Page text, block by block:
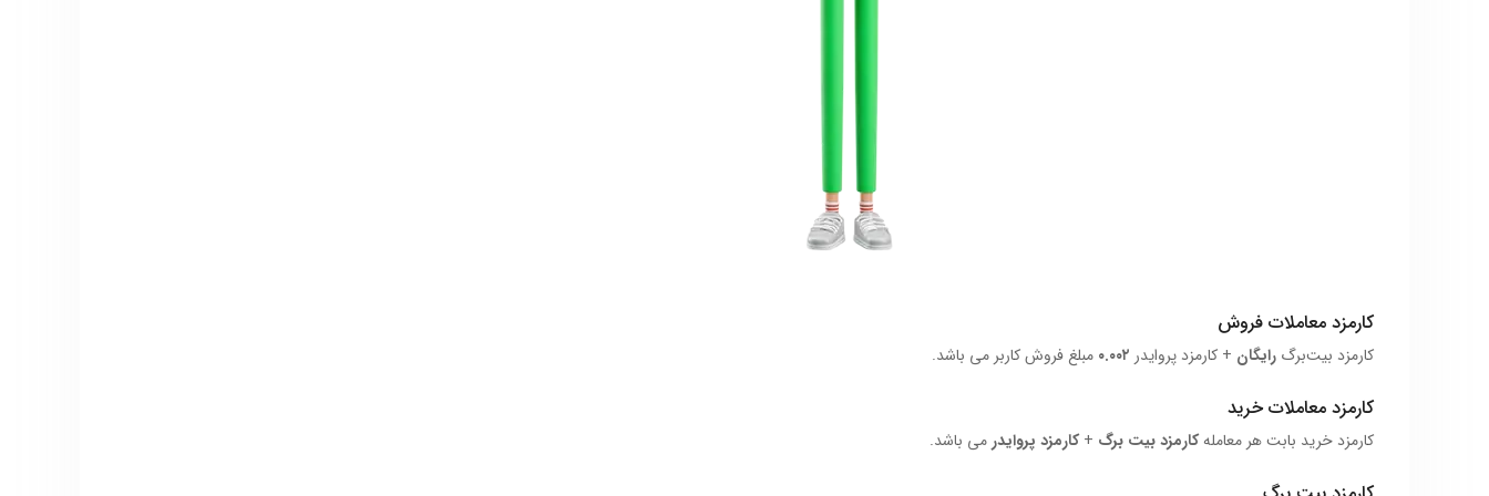
کارمزد معاملات فروش
کارمزد بیت‌برگ رایگان + کارمزد پروایدر ۰.۰۰۲ مبلغ فروش کاربر می باشد.
کارمزد معاملات خرید
کارمزد خرید بابت هر معاملهکارمزد بیت برگ + کارمزد پروایدر می باشد.